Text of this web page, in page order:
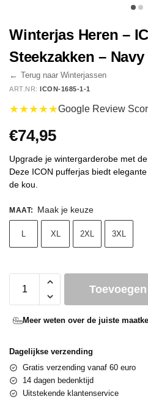
Winterjas Heren –
Steekzakken – Navy
← Terug naar Winterjassen
ART.NR: ICON-1685-1-1
★★★★★Google Review
€74,95
Upgrade je wintergarderobe met
Deze ICON pufferjas biedt
de kou.
MAAT: Maak je keuze
L XL 2XL 3XL
Meer weten over de juiste
Dagelijkse verzending
Gratis verzending vanaf 60 euro
14 dagen bedenktijd
Uitstekende klantenservice